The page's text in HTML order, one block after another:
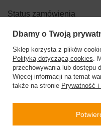
Status zamówienia
Śledzenie przesyłki
Chcę zareklamować
Chcę odstąpić od umowy
Chcę wymienić produkt
Dbamy o Twoją
Sklep korzysta z plików
Polityką dotyczącą cookies.
przechowywania lub dostępu
Więcej informacji na temat
także na stronie Prywatność i